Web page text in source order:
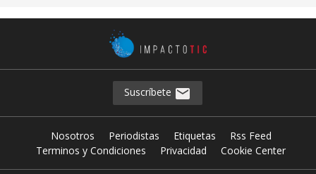
Suscríbete
Nosotros Periodistas Etiquetas
Rss Feed
Terminos y Condiciones
Privacidad Cookie Center